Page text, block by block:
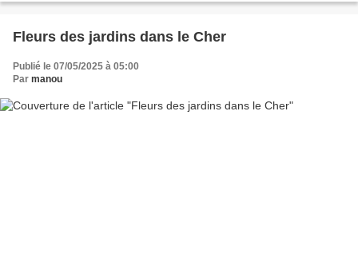
Fleurs des jardins dans le Cher
Publié le 07/05/2025 à 05:00
Par manou